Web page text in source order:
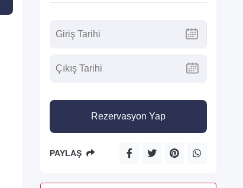
Rezervasyon Yap
PAYLAŞ